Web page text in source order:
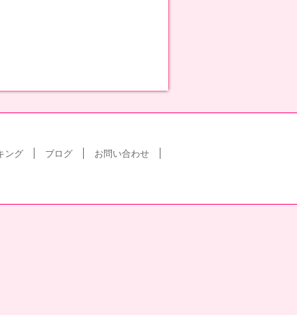
ング ブログ
お問い合わせ